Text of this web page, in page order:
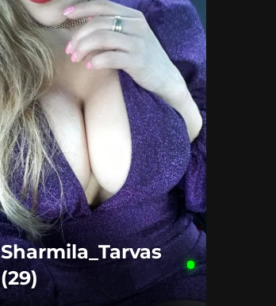
Sharmila_Tarvas
(29)